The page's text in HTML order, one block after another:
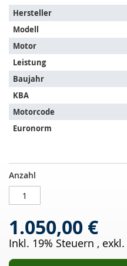
Der
Artikel
passt
auf
folgende
Fahrzeuge:
Hersteller
Modell
Motor
Leistung
Baujahr
KBA
Motorcode
Euronorm
DPF
-
Dieselpartikelfilter
OXI
KAT
MINI
Countryman
AUF
LAGER
Anzahl
1.050,00 €
Inkl. 19% Steuern , exkl.